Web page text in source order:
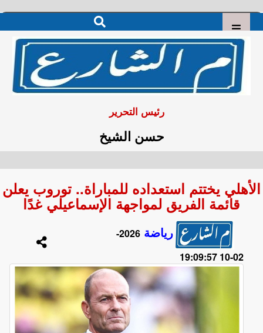
رئيس التحرير
حسن الشيخ
الأهلي يختتم استعداده للمباراة.. توروب يعلن
قائمة الفريق لمواجهة الإسماعيلي غدًا
رياضة
2026-
02-10 19:09:57